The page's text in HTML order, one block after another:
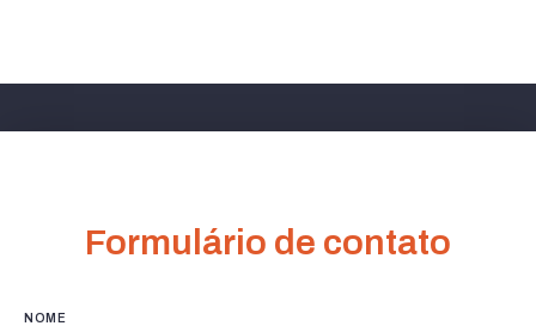
Formulário de contato
NOME